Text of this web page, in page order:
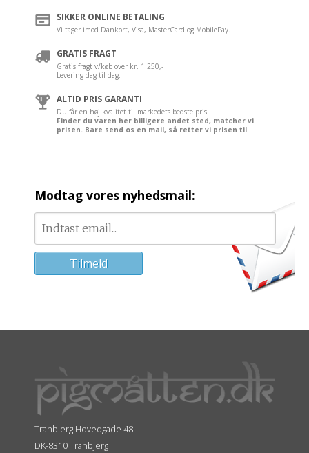
SIKKER ONLINE BETALING
Vi tager imod Dankort, Visa, MasterCard og MobilePay.
GRATIS FRAGT
Gratis fragt v/køb over kr. 1.250,-
Levering dag til dag.
ALTID PRIS GARANTI
Du får en høj kvalitet til markedets bedste pris.
Finder du varen her billigere andet sted, matcher vi
prisen. Bare send os en mail, så retter vi prisen til
Modtag vores nyhedsmail:
Tranbjerg Hovedgade 48
DK-8310 Tranbjerg